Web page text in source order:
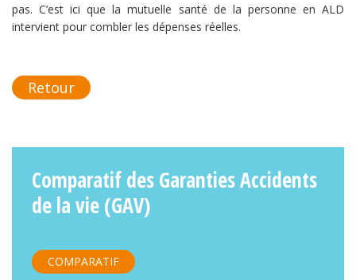
pas. C’est ici que la mutuelle santé de la personne en ALD
intervient pour combler les dépenses réelles.
Retour
Comparatif des Garanties Accidents
de la vie (GAV)
COMPARATIF